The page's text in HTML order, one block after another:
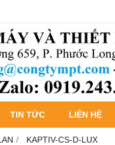
TIN TỨC LIÊN HỆ
KAPTIV-CS-D-LUX